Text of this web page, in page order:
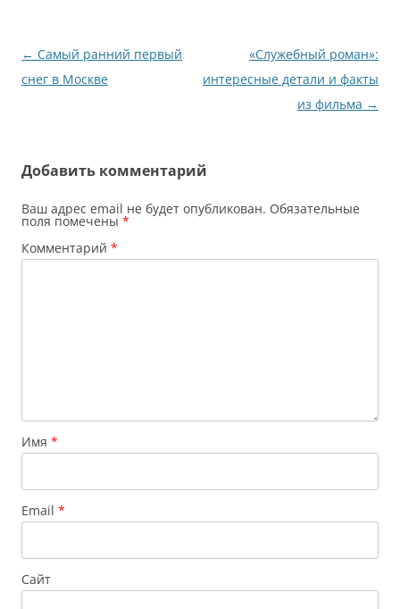
Навигация
по
← Самый ранний первый
снег в Москве
«Служебный роман»:
интересные детали и факты
из фильма →
Добавить комментарий
Ваш адрес email не будет опубликован. Обязательные
поля помечены *
Комментарий *
Имя *
Email *
Сайт